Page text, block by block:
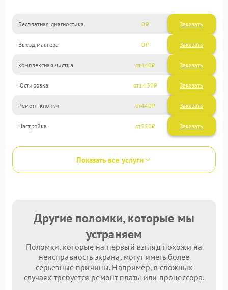
Бесплатная диагностика 0 Заказать
Выезд мастера 0 Заказать
Комплексная чистка 440
Юстировка 1430
Ремонт кнопки 440
Настройка 550
Показать все услуги
Другие поломки, которые мы
устраняем
Поломки, которые на первый взгляд похожи на
неисправность экрана, могут иметь более
серьезные причины. Например, в сложных
случаях требуется ремонт платы или процессора.